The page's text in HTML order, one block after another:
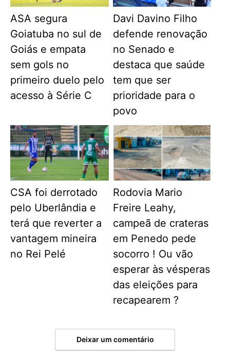
ASA segura
Goiatuba no sul de
Goiás e empata
sem gols no
primeiro duelo pelo
acesso à Série C
Davi Davino Filho
defende renovação
no Senado e
destaca que saúde
tem que ser
prioridade para o
povo
CSA foi derrotado
pelo Uberlândia e
terá que reverter a
vantagem mineira
no Rei Pelé
Rodovia Mario
Freire Leahy,
campeã de crateras
em Penedo pede
socorro ! Ou vão
esperar às vésperas
das eleições para
recapearem ?
Deixar um comentário